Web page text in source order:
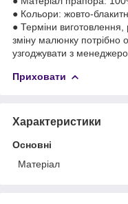
● Кольори: жовто-
● Терміни виготовлення,
зміну малюнку потрібно
узгоджувати з
Приховати
Характеристики
Основні
Матеріал